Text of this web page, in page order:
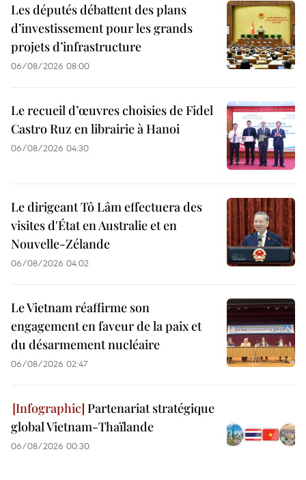
Les députés débattent des plans
d’investissement pour les grands
projets d’infrastructure
06/08/2026 08:00
Le recueil d’œuvres choisies de Fidel
Castro Ruz en librairie à Hanoi
06/08/2026 04:30
Le dirigeant Tô Lâm effectuera des
visites d'État en Australie et en
Nouvelle-Zélande
06/08/2026 04:02
Le Vietnam réaffirme son
engagement en faveur de la paix et
du désarmement nucléaire
06/08/2026 02:47
Partenariat stratégique
global Vietnam-Thaïlande
06/08/2026 00:30